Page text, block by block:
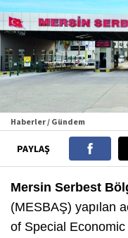
Haberler / Gündem
PAYLAŞ
Mersin Serbest
(MESBAŞ) yapılan
of Special